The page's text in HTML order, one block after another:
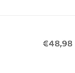
€48,98